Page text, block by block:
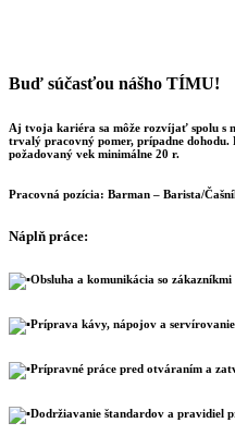
Buď súčasťou nášho TÍMU!
Aj tvoja kariéra sa môže rozvíjať spolu s
trvalý pracovný pomer, prípadne dohodu.
požadovaný vek minimálne 20 r.
Pracovná pozícia: Barman – Barista/
Náplň práce:
Obsluha a komunikácia so zákazníkmi
Príprava kávy, nápojov a
Prípravné práce pred otváraním a
Dodržiavanie štandardov a pravidiel